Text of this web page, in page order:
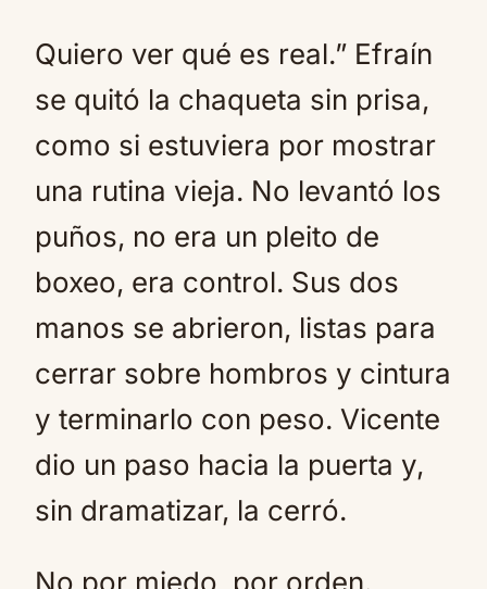
Quiero ver qué es real.” Efraín
se quitó la chaqueta sin prisa,
como si estuviera por mostrar
una rutina vieja. No levantó los
puños, no era un pleito de
boxeo, era control. Sus dos
manos se abrieron, listas para
cerrar sobre hombros y cintura
y terminarlo con peso. Vicente
dio un paso hacia la puerta y,
sin dramatizar, la cerró.
No por miedo, por orden.